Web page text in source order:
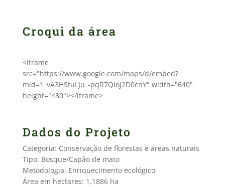
Croqui da área
<iframe
src="https://www.google.com/maps/d/embed?
mid=1_vA3HStuLJu_-pqR7Qloj2D0cnY" width="640"
height="480"></iframe>
Dados do Projeto
Categoria: Conservação de florestas e áreas naturais
Tipo: Bosque/Capão de mato
Metodologia: Enriquecimento ecológico
Área em hectares: 1,1886 ha